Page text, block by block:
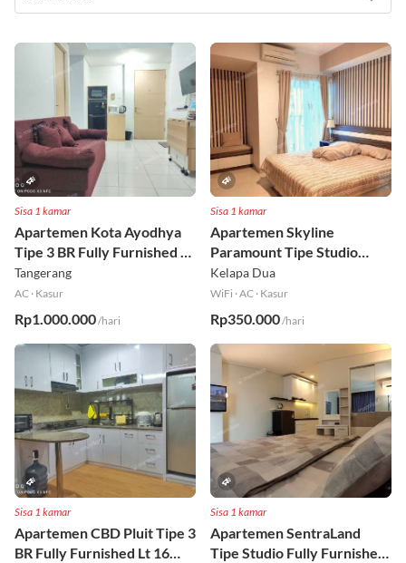
Sisa 1 kamar
Apartemen Kota Ayodhya
Tipe 3 BR Fully Furnished Lt
6
Tangerang
AC · Kasur
Rp1.000.000/hari
Sisa 1 kamar
Apartemen Skyline
Paramount Tipe Studio
Fully Furnished Lt 8
Kelapa Dua
WiFi ·AC · Kasur
Rp350.000/hari
Sisa 1 kamar
Apartemen CBD Pluit Tipe 3
BR Fully Furnished Lt 16
Sisa 1 kamar
Apartemen SentraLand
Tipe Studio Fully Furnished